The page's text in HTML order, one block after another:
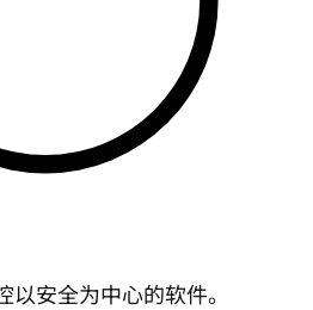
安全为中心的软件。